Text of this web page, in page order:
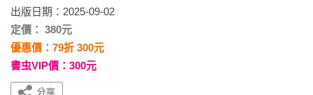
出版日期：2025-09-02
定價： 380元
優惠價：79折 300元
書虫VIP價：300元